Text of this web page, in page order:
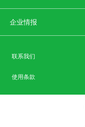
企业情报
联系我们
使用条款